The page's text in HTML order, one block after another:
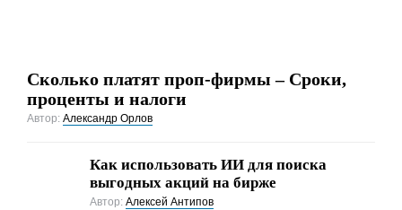
Сколько платят проп-фирмы – Сроки,
проценты и налоги
Автор:Александр Орлов
Как использовать ИИ для поиска
выгодных акций на бирже
Автор:Алексей Антипов